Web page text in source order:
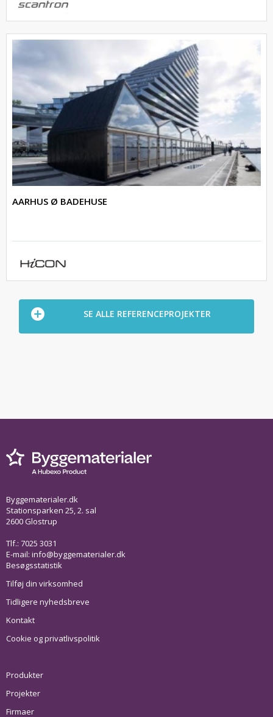
AARHUS Ø BADEHUSE
SE ALLE REFERENCEPROJEKTER
Byggematerialer.dk
Stationsparken 25, 2. sal
2600 Glostrup
Tlf.: 7025 3031
E-mail: info@byggematerialer.dk
Besøgsstatistik
Tilføj din virksomhed
Tidligere nyhedsbreve
Kontakt
Cookie og privatlivspolitik
Produkter
Projekter
Firmaer